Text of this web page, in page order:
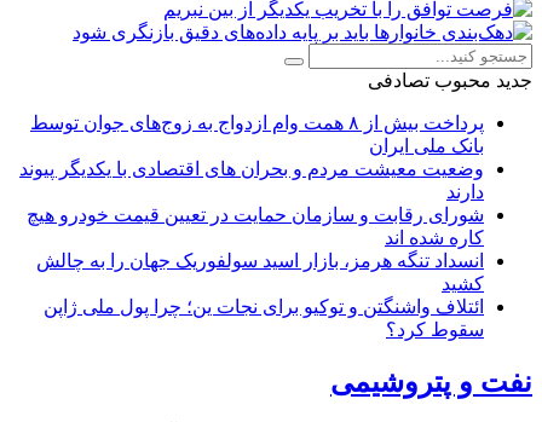
جدید محبوب تصادفی
پرداخت بیش از ۸ همت وام ازدواج به زوج‌های جوان توسط
بانک ملی ایران
وضعیت معیشت مردم و بحران های اقتصادی با یکدیگر پیوند
دارند
شورای رقابت و سازمان حمایت در تعیین قیمت خودرو هیچ
کاره شده اند
انسداد تنگه هرمز، بازار اسید سولفوریک جهان را به چالش
کشید
ائتلاف واشنگتن و توکیو برای نجات ین؛ چرا پول ملی ژاپن
سقوط کرد؟
نفت و پتروشیمی